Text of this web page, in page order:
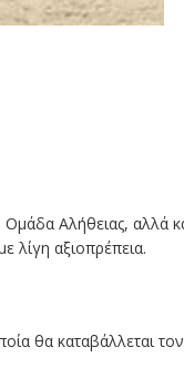
Αλήθειας, αλλά
λίγη αξιοπρέπεια.
θα καταβάλλεται